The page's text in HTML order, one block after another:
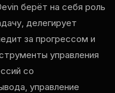
берёт на себя роль
делегирует
за прогрессом и
управления
со
управление